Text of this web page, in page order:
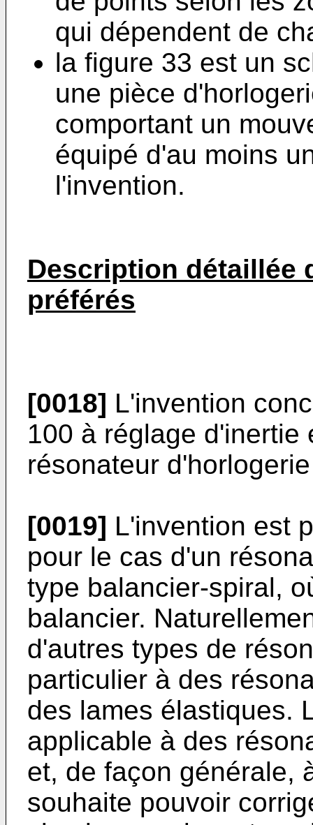
qui dépendent de
la figure 33 est un
une pièce
comportant un
équipé d'au moins
l'invention.
Description détaillée
préférés
[0018] L'invention
100 à réglage d'inertie
résonateur
[0019] L'invention est
pour le cas d'un
type balancier-spiral,
balancier.
d'autres types de
particulier à des
des lames élastiques.
applicable à des
et, de façon générale,
souhaite pouvoir